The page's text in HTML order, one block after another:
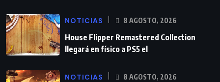
NOTICIAS 8 AGOSTO, 2026
House Flipper Remastered Collection
llegará en físico a PS5 el
NOTICIAS 8 AGOSTO, 2026